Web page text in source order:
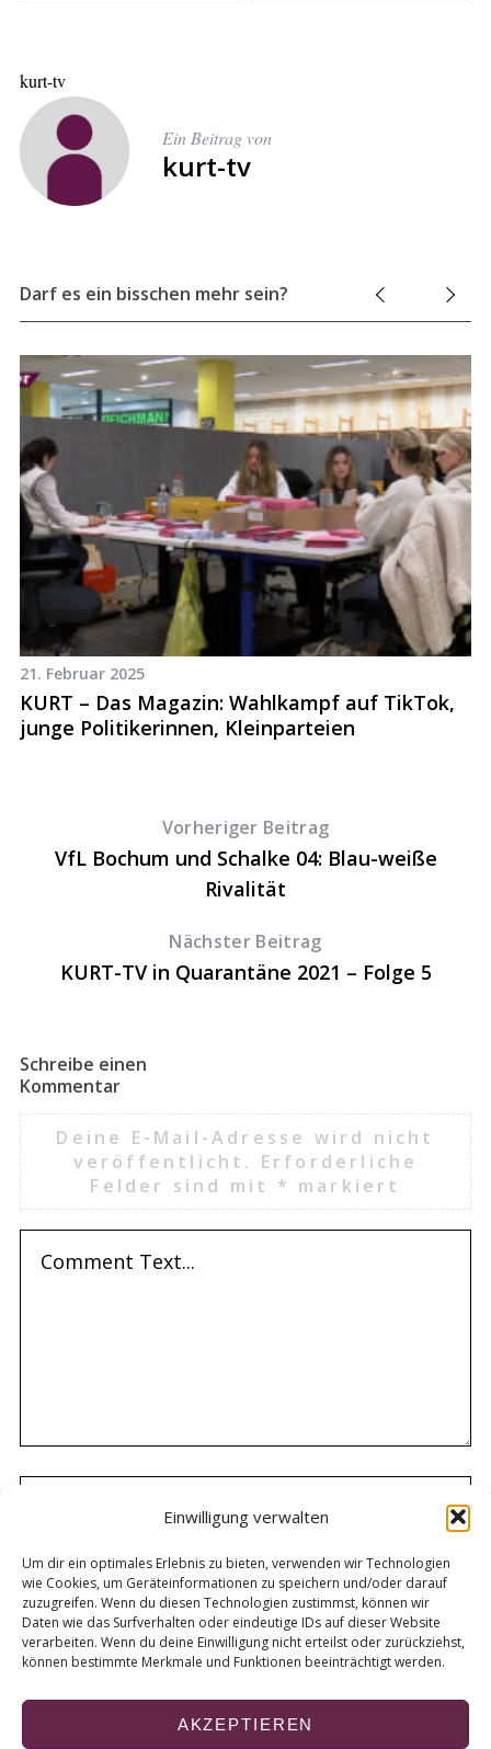
Einwilligung verwalten
Um dir ein optimales Erlebnis zu bieten, verwenden wir Technologien
wie Cookies, um Geräteinformationen zu speichern und/oder darauf
zuzugreifen. Wenn du diesen Technologien zustimmst, können wir
Daten wie das Surfverhalten oder eindeutige IDs auf dieser Website
verarbeiten. Wenn du deine Einwilligung nicht erteilst oder zurückziehst,
können bestimmte Merkmale und Funktionen beeinträchtigt werden.
AKZEPTIEREN
kurt-tv
Ein Beitrag von
kurt-tv
Darf es ein bisschen mehr sein?
21. Februar 2025
KURT – Das Magazin: Wahlkampf auf TikTok,
junge Politikerinnen, Kleinparteien
Vorheriger Beitrag
VfL Bochum und Schalke 04: Blau-weiße
Rivalität
Nächster Beitrag
KURT-TV in Quarantäne 2021 – Folge 5
Schreibe einen
Kommentar
Deine E-Mail-Adresse wird nicht
veröffentlicht. Erforderliche
Felder sind mit * markiert
S
e
a
o